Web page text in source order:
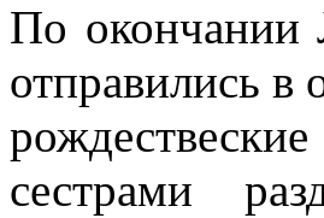
По окончании
отправились в
сестрами